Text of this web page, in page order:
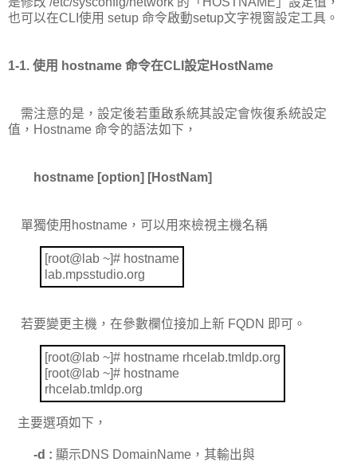
也可以在CLI 使用 setup 命令啟動setup文字視窗設定工具。
1-1. 使用 hostname 命令在CLI 設定HostName
需注意的是， 設定後若重啟系統其設定會恢復系統設定
值 ， Hostname 命令的語法如下，
hostname [option] [HostNam]
單獨使用 hostname ，可以用來檢視主機名稱
[root@lab ~]# hostname
lab.mpsstudio.org
若要變更主機，在參數欄位接加上新 FQDN 即可。
[root@lab ~]# hostname rhcelab.tmldp.org
[root@lab ~]# hostname
rhcelab.tmldp.org
主要選項如下，
-d : 顯示DNS DomainName ，其輸出與